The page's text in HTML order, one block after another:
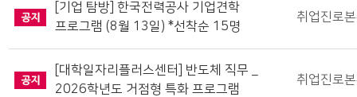
[기업 탐방] 한국전력공사 기업견학
프로그램 (8월 13일) *선착순 15명
취업진로
[대학일자리플러스센터] 반도체 직무 _
2026학년도 거점형 특화 프로그램
취업진로